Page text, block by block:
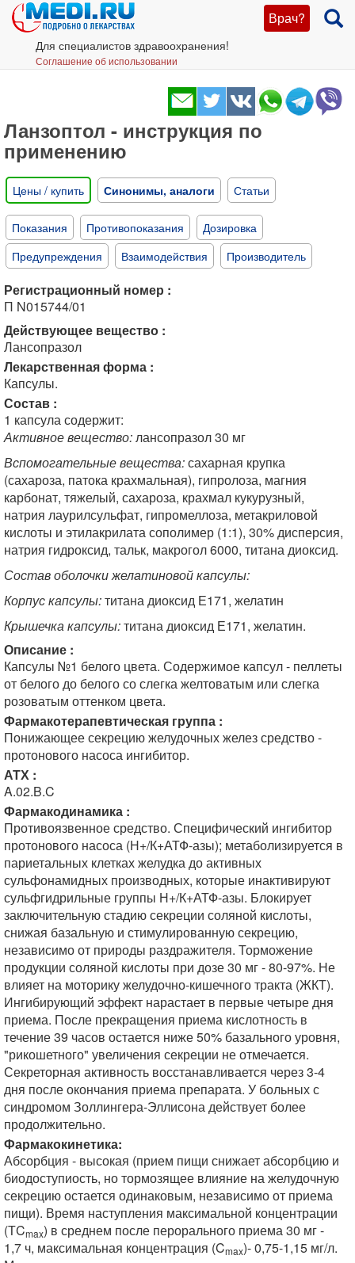
Врач?
Для специалистов здравоохранения!
Соглашение об использовании
Ланзоптол - инструкция по
применению
Цены / купить Синонимы, аналоги Статьи
Показания Противопоказания
Дозировка
Предупреждения
Взаимодействия Производитель
Регистрационный номер :
П N015744/01
Действующее вещество :
Лансопразол
Лекарственная форма :
Капсулы.
Состав :
1 капсула содержит:
Активное вещество:лансопразол 30 мг
Вспомогательные вещества:сахарная крупка
(сахароза, патока крахмальная), гипролоза, магния
карбонат, тяжелый, сахароза, крахмал кукурузный,
натрия лаурилсульфат, гипромеллоза, метакриловой
кислоты и этилакрилата сополимер (1:1), 30% дисперсия,
натрия гидроксид, тальк, макрогол 6000, титана диоксид.
Состав оболочки желатиновой капсулы:
Корпус капсулы:титана диоксид Е171, желатин
Крышечка капсулы:титана диоксид Е171, желатин.
Описание :
Капсулы №1 белого цвета. Содержимое капсул - пеллеты
от белого до белого со слегка желтоватым или слегка
розоватым оттенком цвета.
Фармакотерапевтическая группа :
Понижающее секрецию желудочных желез средство -
протонового насоса ингибитор.
АТХ :
A.02.B.C
Фармакодинамика :
Противоязвенное средство. Специфический ингибитор
протонового насоса (Н+/К+АТФ-азы); метаболизируется в
париетальных клетках желудка до активных
сульфонамидных производных, которые инактивируют
сульфгидрильные группы Н+/К+АТФ-азы. Блокирует
заключительную стадию секреции соляной кислоты,
снижая базальную и стимулированную секрецию,
независимо от природы раздражителя. Торможение
продукции соляной кислоты при дозе 30 мг - 80-97%. Не
влияет на моторику желудочно-кишечного тракта (ЖКТ).
Ингибирующий эффект нарастает в первые четыре дня
приема. После прекращения приема кислотность в
течение 39 часов остается ниже 50% базального уровня,
"рикошетного" увеличения секреции не отмечается.
Секреторная активность восстанавливается через 3-4
дня после окончания приема препарата. У больных с
синдромом Золлингера-Эллисона действует более
продолжительно.
Фармакокинетика:
Абсорбция - высокая (прием пищи снижает абсорбцию и
биодоступиость, но тормозящее влияние на желудочную
секрецию остается одинаковым, независимо от приема
пищи). Время наступления максимальной концентрации
(ТCmax) в среднем после перорального приема 30 мг -
1,7 ч, максимальная концентрация (Cmax)- 0,75-1,15 мг/л.